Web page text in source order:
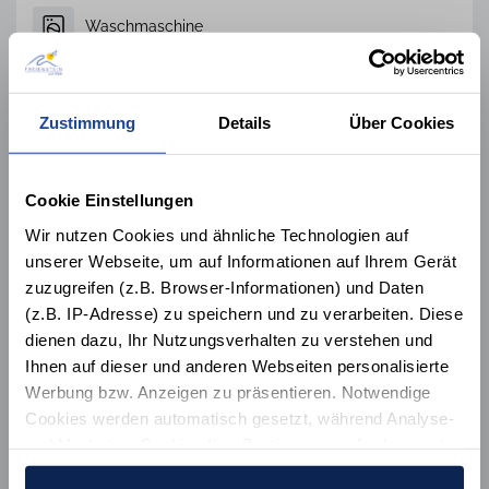
Zustimmung Details Über Cookies
Cookie Einstellungen
Wir nutzen Cookies und ähnliche Technologien auf
unserer Webseite, um auf Informationen auf Ihrem Gerät
zuzugreifen (z.B. Browser-Informationen) und Daten
(z.B. IP-Adresse) zu speichern und zu verarbeiten. Diese
dienen dazu, Ihr Nutzungsverhalten zu verstehen und
Ihnen auf dieser und anderen Webseiten personalisierte
Werbung bzw. Anzeigen zu präsentieren. Notwendige
Cookies werden automatisch gesetzt, während Analyse-
auch außerhalb der EU/EWR, z.B. in den USA,
Waschmaschine
1 Hund willkommen
Kaminofen
Alle 50 Ausstattungsmerkmale
Lage der Unterkunft
1/28
2/28
3/28
9/28
10/28
1/28
2/28
3/28
9/28
10/28